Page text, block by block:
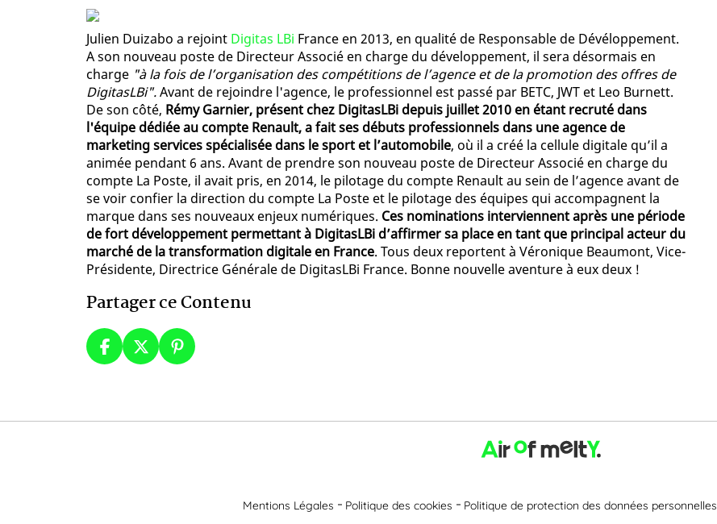
Julien Duizabo a rejoint Digitas LBi France en 2013, en qualité de Responsable de Dévéloppement.
A son nouveau poste de Directeur Associé en charge du développement, il sera désormais en
charge "à la fois de l’organisation des compétitions de l’agence et de la promotion des offres de
DigitasLBi".Avant de rejoindre l'agence, le professionnel est passé par BETC, JWT et Leo Burnett.
De son côté, Rémy Garnier, présent chez DigitasLBi depuis juillet 2010 en étant recruté dans
l'équipe dédiée au compte Renault, a fait ses débuts professionnels dans une agence de
marketing services spécialisée dans le sport et l’automobile, où il a créé la cellule digitale qu’il a
animée pendant 6 ans. Avant de prendre son nouveau poste de Directeur Associé en charge du
compte La Poste, il avait pris, en 2014, le pilotage du compte Renault au sein de l’agence avant de
se voir confier la direction du compte La Poste et le pilotage des équipes qui accompagnent la
marque dans ses nouveaux enjeux numériques. Ces nominations interviennent après une période
de fort développement permettant à DigitasLBi d’affirmer sa place en tant que principal acteur du
marché de la transformation digitale en France. Tous deux reportent à Véronique Beaumont, Vice-
Présidente, Directrice Générale de DigitasLBi France. Bonne nouvelle aventure à eux deux !
Partager ce Contenu
Mentions Légales Politique des cookies Politique de protection des données personnelles